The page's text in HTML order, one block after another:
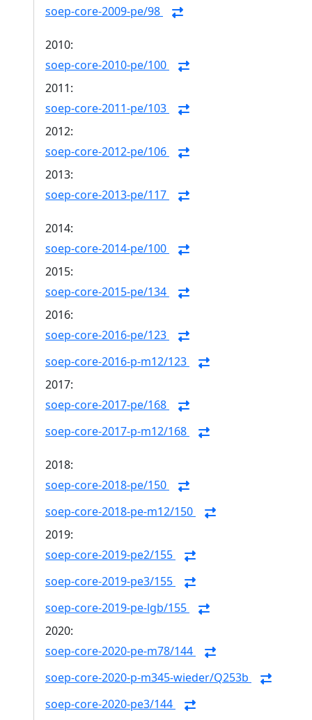
soep-core-2009-pe/98
2010:
soep-core-2010-pe/100
2011:
soep-core-2011-pe/103
2012:
soep-core-2012-pe/106
2013:
soep-core-2013-pe/117
2014:
soep-core-2014-pe/100
2015:
soep-core-2015-pe/134
2016:
soep-core-2016-pe/123
soep-core-2016-p-m12/123
2017:
soep-core-2017-pe/168
soep-core-2017-p-m12/168
2018:
soep-core-2018-pe/150
soep-core-2018-pe-m12/150
2019:
soep-core-2019-pe2/155
soep-core-2019-pe3/155
soep-core-2019-pe-lgb/155
2020:
soep-core-2020-pe-m78/144
soep-core-2020-p-m345-wieder/Q253b
soep-core-2020-pe3/144